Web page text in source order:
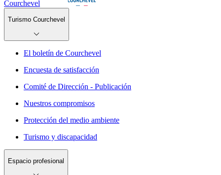
Courchevel
Turismo Courchevel
El boletín de Courchevel
Encuesta de satisfacción
Comité de Dirección - Publicación
Nuestros compromisos
Protección del medio ambiente
Turismo y discapacidad
Espacio profesional